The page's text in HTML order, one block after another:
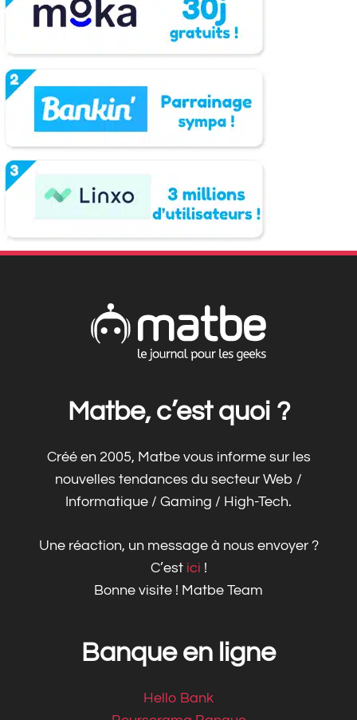
Matbe, c’est quoi ?
Créé en 2005, Matbe vous informe sur les
nouvelles tendances du secteur Web /
Informatique / Gaming / High-Tech.
Une réaction, un message à nous envoyer ?
C’est ici !
Bonne visite ! Matbe Team
Banque en ligne
Hello Bank